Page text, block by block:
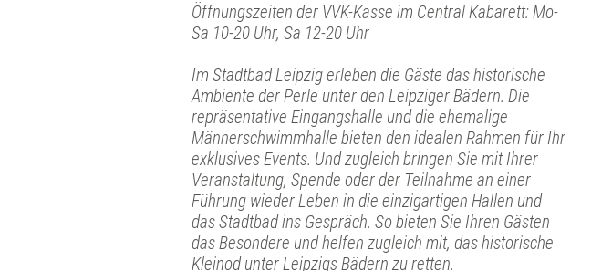
Öffnungszeiten der VVK-Kasse im Central Kabarett: Mo-
Sa 10-20 Uhr, Sa 12-20 Uhr
Im Stadtbad Leipzig erleben die Gäste das historische
Ambiente der Perle unter den Leipziger Bädern. Die
repräsentative Eingangshalle und die ehemalige
Männerschwimmhalle bieten den idealen Rahmen für Ihr
exklusives Events. Und zugleich bringen Sie mit Ihrer
Veranstaltung, Spende oder der Teilnahme an einer
Führung wieder Leben in die einzigartigen Hallen und
das Stadtbad ins Gespräch. So bieten Sie Ihren Gästen
das Besondere und helfen zugleich mit, das historische
Kleinod unter Leipzigs Bädern zu retten.